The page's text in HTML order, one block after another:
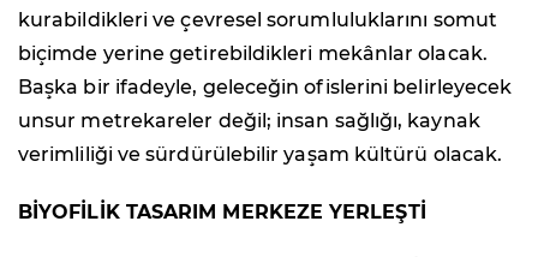
kurabildikleri ve çevresel sorumluluklarını somut
biçimde yerine getirebildikleri mekânlar olacak.
Başka bir ifadeyle, geleceğin ofislerini belirleyecek
unsur metrekareler değil; insan sağlığı, kaynak
verimliliği ve sürdürülebilir yaşam kültürü olacak.
BİYOFİLİK TASARIM MERKEZE YERLEŞTİ